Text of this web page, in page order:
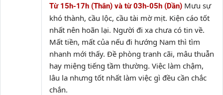
Từ 15h-17h (Thân) và từ 03h-05h (Dần) Mưu sự
khó thành, cầu lộc, cầu tài mờ mịt. Kiện cáo tốt
nhất nên hoãn lại. Người đi xa chưa có tin về.
Mất tiền, mất của nếu đi hướng Nam thì tìm
nhanh mới thấy. Đề phòng tranh cãi, mâu thuẫn
hay miệng tiếng tầm thường. Việc làm chậm,
lâu la nhưng tốt nhất làm việc gì đều cần chắc
chắn.